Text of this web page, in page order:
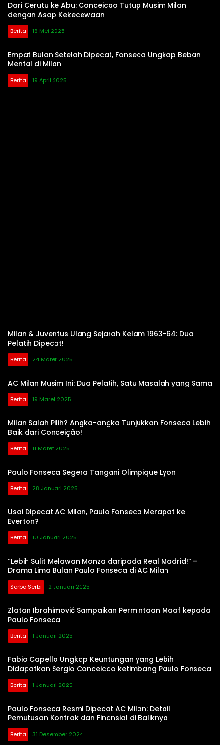
Dari Cerutu ke Abu: Conceicao Tutup Musim Milan
dengan Asap Kekecewaan
Berita 19 Mei 2025
Empat Bulan Setelah Dipecat, Fonseca Ungkap Beban
Mental di Milan
Berita 19 April 2025
Milan & Juventus Ulang Sejarah Kelam 1963-64: Dua
Pelatih Dipecat!
Berita 24 Maret 2025
AC Milan Musim Ini: Dua Pelatih, Satu Masalah yang Sama
Berita 19 Maret 2025
Milan Salah Pilih? Angka-angka Tunjukkan Fonseca Lebih
Baik dari Conceição!
Berita 11 Maret 2025
Paulo Fonseca Segera Tangani Olimpique Lyon
Berita 28 Januari 2025
Usai Dipecat AC Milan, Paulo Fonseca Merapat ke
Everton?
Berita 10 Januari 2025
“Lebih Sulit Melawan Monza daripada Real Madrid!” –
Drama Lima Bulan Paulo Fonseca di AC Milan
Serba Serbi 2 Januari 2025
Zlatan Ibrahimović Sampaikan Permintaan Maaf kepada
Paulo Fonseca
Berita 1 Januari 2025
Fabio Capello Ungkap Keuntungan yang Lebih
Didapatkan Sergio Conceicao ketimbang Paulo Fonseca
Berita 1 Januari 2025
Paulo Fonseca Resmi Dipecat AC Milan: Detail
Pemutusan Kontrak dan Finansial di Baliknya
Berita 31 Desember 2024